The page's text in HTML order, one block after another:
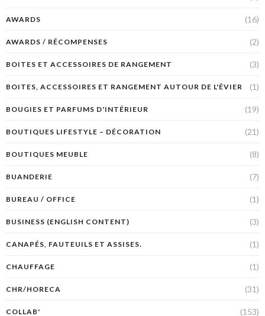
AWARDS (16)
AWARDS / RÉCOMPENSES (2)
BOITES ET ACCESSOIRES DE RANGEMENT (3)
BOITES, ACCESSOIRES ET RANGEMENT AUTOUR DE L'ÉVIER (1)
BOUGIES ET PARFUMS D'INTÉRIEUR (19)
BOUTIQUES LIFESTYLE – DÉCORATION (21)
BOUTIQUES MEUBLE (8)
BUANDERIE (7)
BUREAU / OFFICE (1)
BUSINESS (ENGLISH CONTENT) (3)
CANAPÉS, FAUTEUILS ET ASSISES. (1)
CHAUFFAGE (1)
CHR/HORECA (31)
COLLAB' (153)